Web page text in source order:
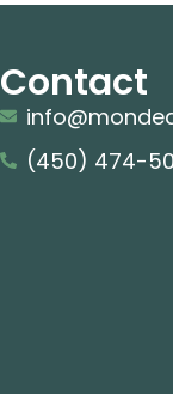
Contact
(450) 474-